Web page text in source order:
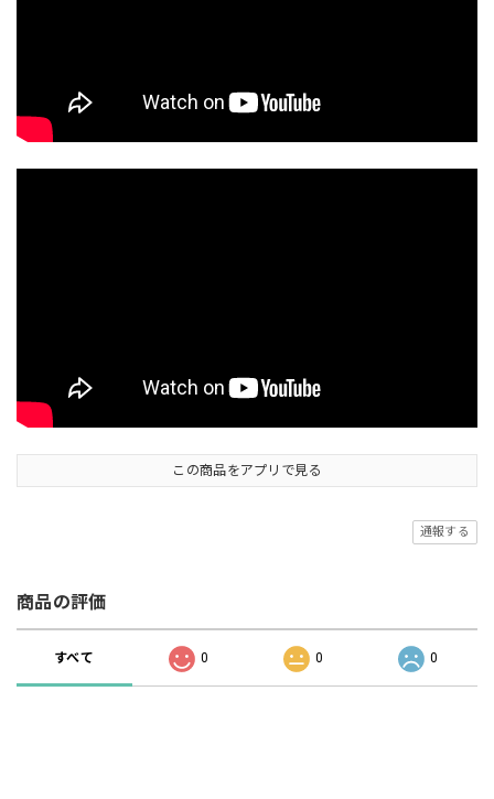
この商品をアプリで見る
通報する
商品の評価
すべて 0 0 0